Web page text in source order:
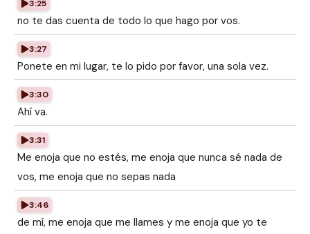
3:25
no te das cuenta de todo lo que hago por vos.
3:27
Ponete en mi lugar, te lo pido por favor, una sola vez.
3:30
Ahí va.
3:31
Me enoja que no estés, me enoja que nunca sé nada de
vos, me enoja que no sepas nada
3:46
de mí, me enoja que me llames y me enoja que yo te